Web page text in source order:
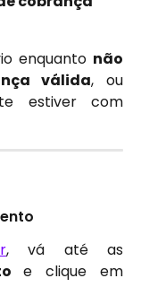
enquanto não
válida, ou
estiver com
, vá até as
e clique em